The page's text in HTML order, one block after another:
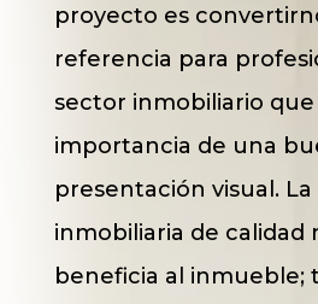
proyecto es
referencia para
sector inmobiliario
importancia de una
presentación visual.
inmobiliaria de calidad
beneficia al inmueble;